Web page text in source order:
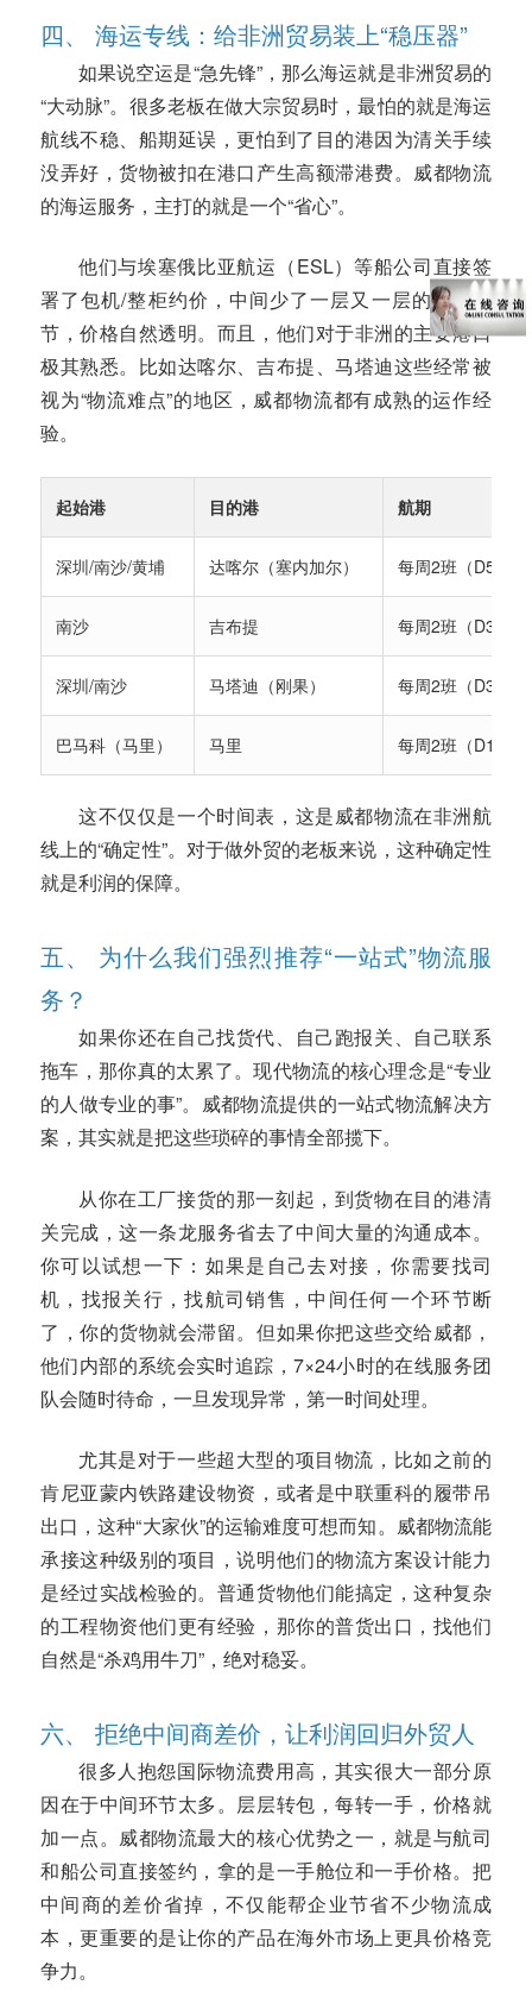
四、 海运专线：给非洲贸易装上“稳压器”
如果说空运是“急先锋”，那么海运就是非洲贸易的
“大动脉”。很多老板在做大宗贸易时，最怕的就是海运
航线不稳、船期延误，更怕到了目的港因为清关手续
没弄好，货物被扣在港口产生高额滞港费。威都物流
的海运服务，主打的就是一个“省心”。
他们与埃塞俄比亚航运（ESL）等船公司直接签
署了包机/整柜约价，中间少了一层又一层的加价环
节，价格自然透明。而且，他们对于非洲的主要港口
极其熟悉。比如达喀尔、吉布提、马塔迪这些经常被
视为“物流难点”的地区，威都物流都有成熟的运作经
验。
起始港 目的港 航期
深圳/南沙/黄埔 达喀尔（塞内加尔） 每周2班（D5/7）
南沙 吉布提 每周2班（D3/5）
深圳/南沙 马塔迪（刚果） 每周2班（D3/5）
巴马科（马里） 马里 每周2班（D1/2）
这不仅仅是一个时间表，这是威都物流在非洲航
线上的“确定性”。对于做外贸的老板来说，这种确定性
就是利润的保障。
五、 为什么我们强烈推荐“一站式”物流服
务？
如果你还在自己找货代、自己跑报关、自己联系
拖车，那你真的太累了。现代物流的核心理念是“专业
的人做专业的事”。威都物流提供的一站式物流解决方
案，其实就是把这些琐碎的事情全部揽下。
从你在工厂接货的那一刻起，到货物在目的港清
关完成，这一条龙服务省去了中间大量的沟通成本。
你可以试想一下：如果是自己去对接，你需要找司
机，找报关行，找航司销售，中间任何一个环节断
了，你的货物就会滞留。但如果你把这些交给威都，
他们内部的系统会实时追踪，7×24小时的在线服务团
队会随时待命，一旦发现异常，第一时间处理。
尤其是对于一些超大型的项目物流，比如之前的
肯尼亚蒙内铁路建设物资，或者是中联重科的履带吊
出口，这种“大家伙”的运输难度可想而知。威都物流能
承接这种级别的项目，说明他们的物流方案设计能力
是经过实战检验的。普通货物他们能搞定，这种复杂
的工程物资他们更有经验，那你的普货出口，找他们
自然是“杀鸡用牛刀”，绝对稳妥。
六、 拒绝中间商差价，让利润回归外贸人
很多人抱怨国际物流费用高，其实很大一部分原
因在于中间环节太多。层层转包，每转一手，价格就
加一点。威都物流最大的核心优势之一，就是与航司
和船公司直接签约，拿的是一手舱位和一手价格。把
中间商的差价省掉，不仅能帮企业节省不少物流成
本，更重要的是让你的产品在海外市场上更具价格竞
争力。